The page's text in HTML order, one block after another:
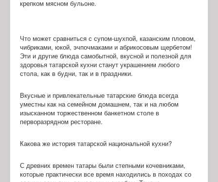
крепком мясном бульоне.
Что может сравниться с супом-шухпой, казанским пловом,
чибриками, юкой, эчпочмаками и абрикосовым щербетом!
Эти и другие блюда самобытной, вкусной и полезной для
здоровья татарской кухни станут украшением любого
стола, как в будни, так и в праздники.
Вкусные и привлекательные татарские блюда всегда
уместны как на семейном домашнем, так и на любом
изысканном торжественном банкетном столе в
перворазрядном ресторане.
Какова же история татарской национальной кухни?
С древних времен татары были степными кочевниками,
которые практически все время находились в походах со